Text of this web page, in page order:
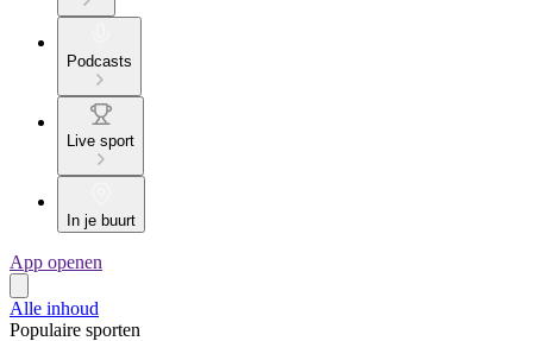
Podcasts
Live sport
In je buurt
App openen
Alle inhoud
Populaire sporten